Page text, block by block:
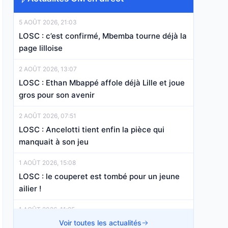
5 AOÛT 2026, 21:03
LOSC : c’est confirmé, Mbemba tourne déjà la
page lilloise
2 AOÛT 2026, 13:07
LOSC : Ethan Mbappé affole déjà Lille et joue
gros pour son avenir
2 AOÛT 2026, 07:51
LOSC : Ancelotti tient enfin la pièce qui
manquait à son jeu
1 AOÛT 2026, 15:08
LOSC : le couperet est tombé pour un jeune
ailier !
1 AOÛT 2026, 11:25
OM, RC Lens, LOSC : La Ligue 1 accélère avec
Voir toutes les actualités